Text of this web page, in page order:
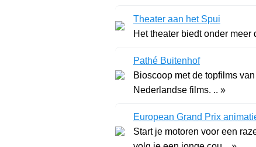
Theater aan het Spui
Het theater biedt onder
Pathé Buitenhof
Bioscoop met de topfilms
Nederlandse films. .. »
European Grand Prix
Start je motoren voor een